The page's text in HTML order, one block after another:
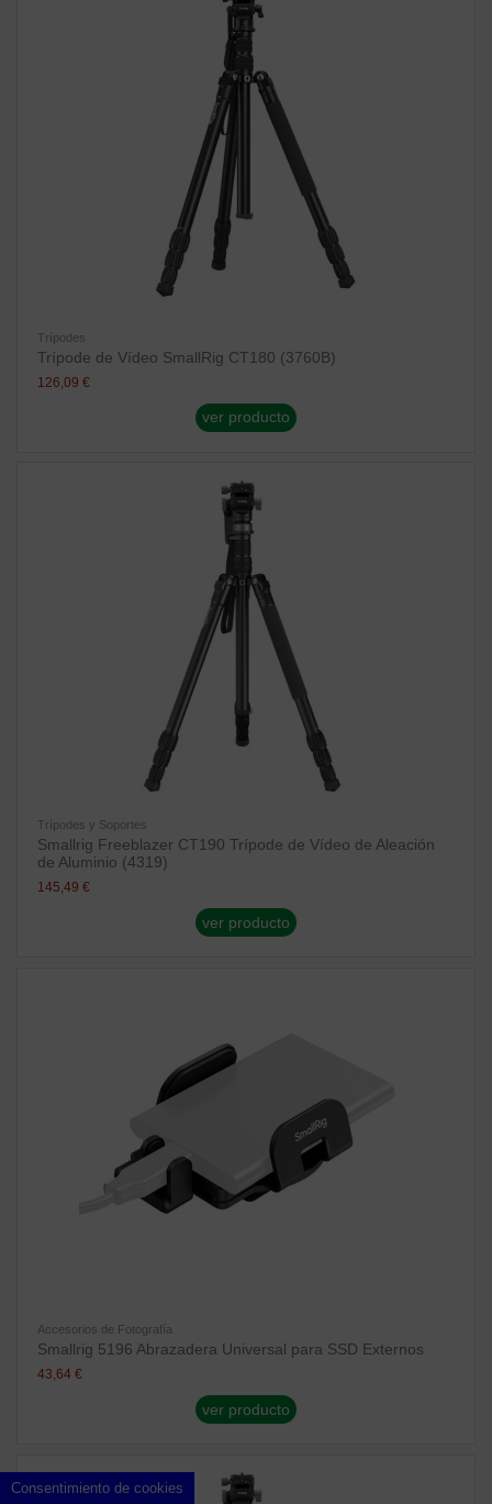
Trípodes
Trípode de Vídeo SmallRig CT180 (3760B)
126,09 €
ver producto
Trípodes y Soportes
Smallrig Freeblazer CT190 Trípode de Vídeo de Aleación
de Aluminio (4319)
145,49 €
ver producto
Accesorios de Fotografía
Smallrig 5196 Abrazadera Universal para SSD Externos
43,64 €
ver producto
Consentimiento de cookies